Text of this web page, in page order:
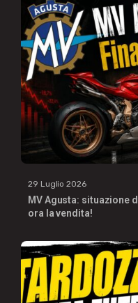
29 Luglio 2026
MV Agusta: situazione
ora la vendita!